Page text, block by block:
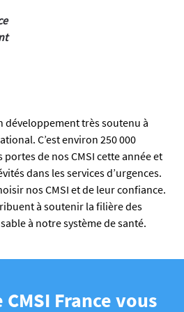
développement très soutenu à
C’est environ 250 000
de nos CMSI cette année et
dans les services d’urgences.
nos CMSI et de leur confiance.
à soutenir la filière des
à notre système de santé.
France vous